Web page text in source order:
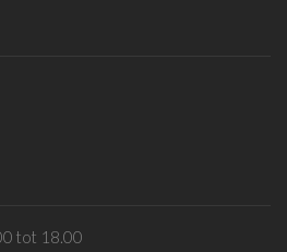
tot 18.00